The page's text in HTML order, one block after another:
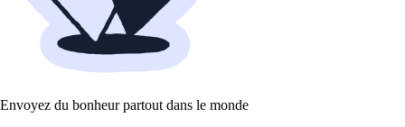
Envoyez du bonheur partout dans le monde